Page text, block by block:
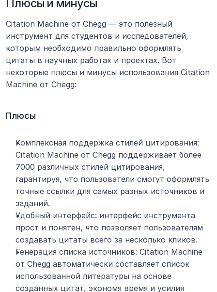
Плюсы и минусы
Citation Machine от Chegg — это полезный
инструмент для студентов и исследователей,
которым необходимо правильно оформлять
цитаты в научных работах и проектах. Вот
некоторые плюсы и минусы использования Citation
Machine от Chegg:
Плюсы
Комплексная поддержка стилей цитирования:
Citation Machine от Chegg поддерживает более
7000 различных стилей цитирования,
гарантируя, что пользователи смогут оформлять
точные ссылки для самых разных источников и
заданий.
Удобный интерфейс: интерфейс инструмента
прост и понятен, что позволяет пользователям
создавать цитаты всего за несколько кликов.
Генерация списка источников: Citation Machine
от Chegg автоматически составляет список
использованной литературы на основе
созданных цитат, экономя время и усилия